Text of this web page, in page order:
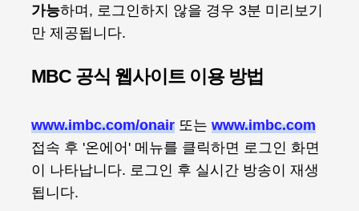
가능하며, 로그인하지 않을 경우 3분 미리보기
만 제공됩니다.
MBC 공식 웹사이트 이용 방법
www.imbc.com/onair 또는 www.imbc.com
접속 후 '온에어' 메뉴를 클릭하면 로그인 화면
이 나타납니다. 로그인 후 실시간 방송이 재생
됩니다.